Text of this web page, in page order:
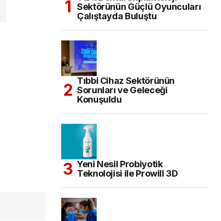
Sektörünün Güçlü Oyuncuları
Çalıştayda Buluştu
Tıbbi Cihaz Sektörünün
Sorunları ve Geleceği
Konuşuldu
Yeni Nesil Probiyotik
Teknolojisi ile Prowill 3D